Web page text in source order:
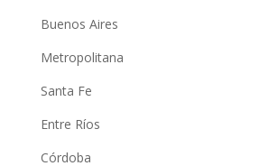
Buenos Aires
Metropolitana
Santa Fe
Entre Ríos
Córdoba